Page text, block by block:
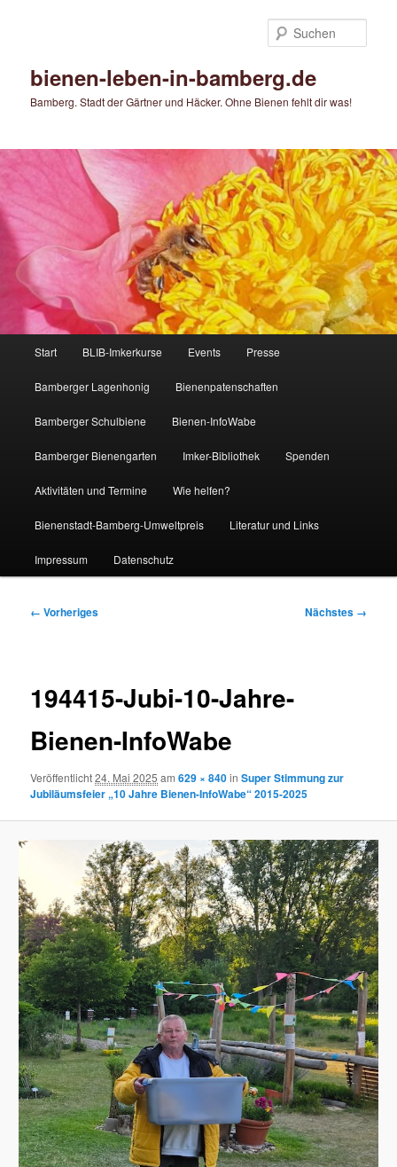
bienen-leben-in-bamberg.de
Bamberg. Stadt der Gärtner und Häcker. Ohne Bienen fehlt dir was!
Start BLIB-Imkerkurse Events Presse
Bamberger Lagenhonig Bienenpatenschaften
Bamberger Schulbiene Bienen-InfoWabe
Bamberger Bienengarten Imker-Bibliothek Spenden
Aktivitäten und Termine Wie helfen?
Bienenstadt-Bamberg-Umweltpreis Literatur und Links
Impressum Datenschutz
Bilder-
← Vorheriges Nächstes →
194415-Jubi-10-Jahre-
Bienen-InfoWabe
Veröffentlicht24. Mai 2025 am629 × 840inSuper Stimmung zur
Jubiläumsfeier „10 Jahre Bienen-InfoWabe“ 2015-2025